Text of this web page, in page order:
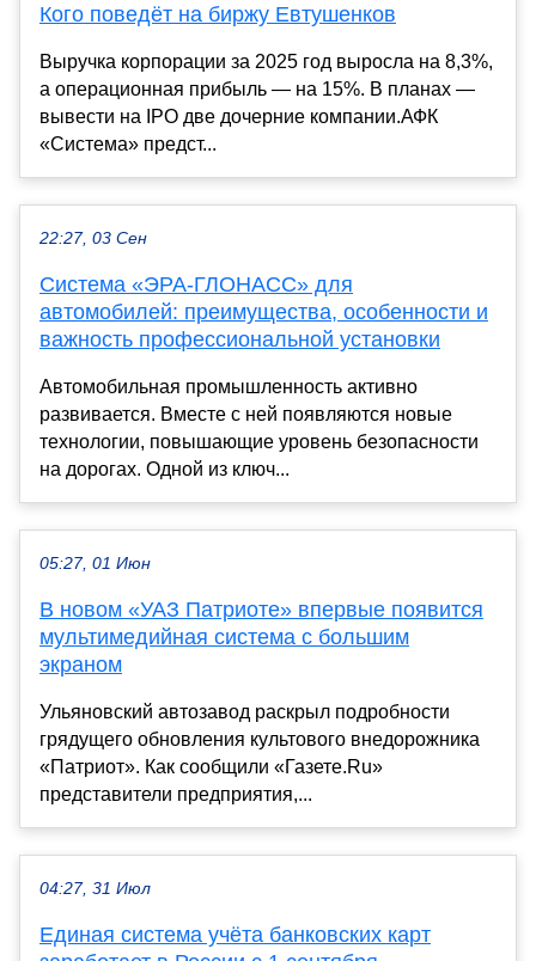
Кого поведёт на биржу Евтушенков
Выручка корпорации за 2025 год выросла на 8,3%,
а операционная прибыль — на 15%. В планах —
вывести на IPO две дочерние компании.АФК
«Система» предст...
22:27, 03 Сен
Система «ЭРА-ГЛОНАСС» для
автомобилей: преимущества, особенности и
важность профессиональной установки
Автомобильная промышленность активно
развивается. Вместе с ней появляются новые
технологии, повышающие уровень безопасности
на дорогах. Одной из ключ...
05:27, 01 Июн
В новом «УАЗ Патриоте» впервые появится
мультимедийная система с большим
экраном
Ульяновский автозавод раскрыл подробности
грядущего обновления культового внедорожника
«Патриот». Как сообщили «Газете.Ru»
представители предприятия,...
04:27, 31 Июл
Единая система учёта банковских карт